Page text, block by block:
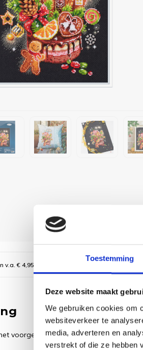
Toestemming
Deze website maakt
We gebruiken cookies om
websiteverkeer te
media, adverteren en
verstrekt of die ze hebben
v.a. € 4,95, boven € 70,00 gratis (NL)
voorgesorteerde borduurgarens.